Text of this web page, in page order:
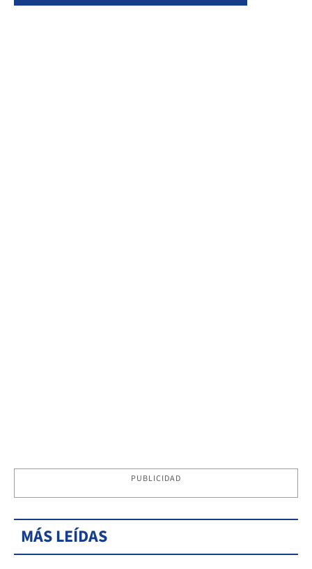
PUBLICIDAD
MÁS LEÍDAS